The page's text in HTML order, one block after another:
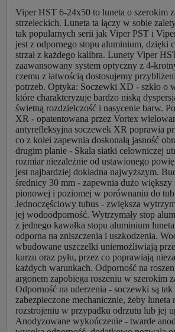
Viper HST 6-24x50 to luneta o szerokim
strzeleckich. Luneta ta łączy w sobie
tak popularnych serii jak Viper PST i
jest z odpornego stopu aluminium, dzięki
strzał z każdego kalibra. Lunety Viper
zaawansowany system optyczny z 4-
czemu z łatwością dostosujemy
potrzeb. Optyka: Soczewki XD - szkło o
które charakteryzuje bardzo niską
świetną rozdzielczość i nasycenie barw.
XR - opatentowana przez Vortex
antyrefleksyjna soczewek XR poprawia
co z kolei zapewnia doskonałą jasność
drugim planie - Skala siatki celowniczej
rozmiar niezależnie od ustawionego
jest najbardziej dokładna najwyższym.
średnicy 30 mm - zapewnia dużo większy
pionowej i poziomej w porównaniu do
Jednoczęściowy tubus - zwiększa
jej wodoodporność. Wytrzymały stop
z jednego kawałka stopu aluminium
odporna na zniszczenia i uszkodzenia.
wbudowane uszczelki uniemożliwiają
kurzu oraz pyłu, przez co poprawiają
każdych warunkach. Odporność na
argonem zapobiega roszeniu w szerokim
Odporność na uderzenia - soczewki są
zabezpieczone mechanicznie, żeby luneta
rozstrojeniu w przypadku odrzutu lub jej
Anodyzowane wykończenie - twarde